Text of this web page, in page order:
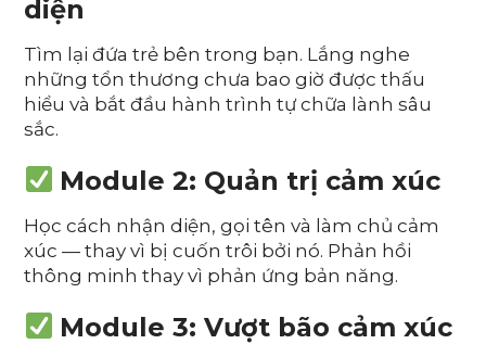
diện
Tìm lại đứa trẻ bên trong bạn. Lắng nghe
những tổn thương chưa bao giờ được thấu
hiểu và bắt đầu hành trình tự chữa lành sâu
sắc.
Module 2: Quản trị cảm xúc
Học cách nhận diện, gọi tên và làm chủ cảm
xúc — thay vì bị cuốn trôi bởi nó. Phản hồi
thông minh thay vì phản ứng bản năng.
Module 3: Vượt bão cảm xúc